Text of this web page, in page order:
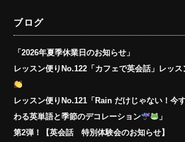
ブログ
「2026年夏季休業日のお知らせ」
レッスン便りNo.122「カフェで英会話」レッ
レッスン便りNo.121「Rain だけじゃない！今
わる英単語と季節のデコレーション
」
第2弾！【英会話 特別体験会のお知らせ】